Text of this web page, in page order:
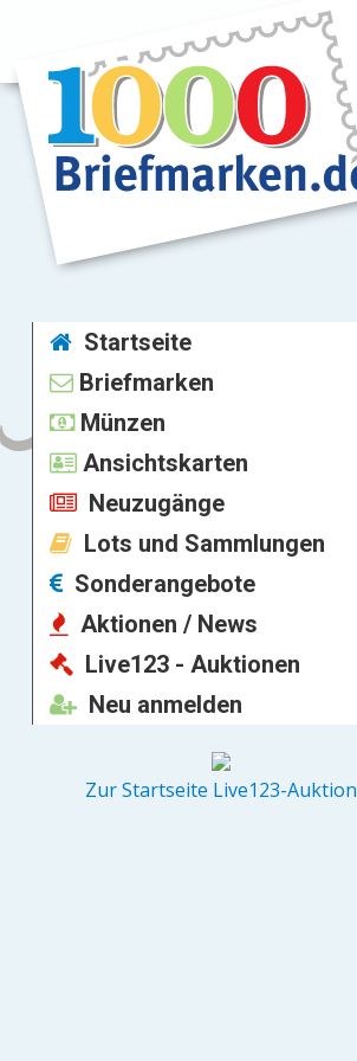
Startseite
Briefmarken
Münzen
Ansichtskarten
Neuzugänge
Lots und Sammlungen
Sonderangebote
Aktionen / News
Live123 - Auktionen
Neu anmelden
Zur Startseite Live123-Auktion